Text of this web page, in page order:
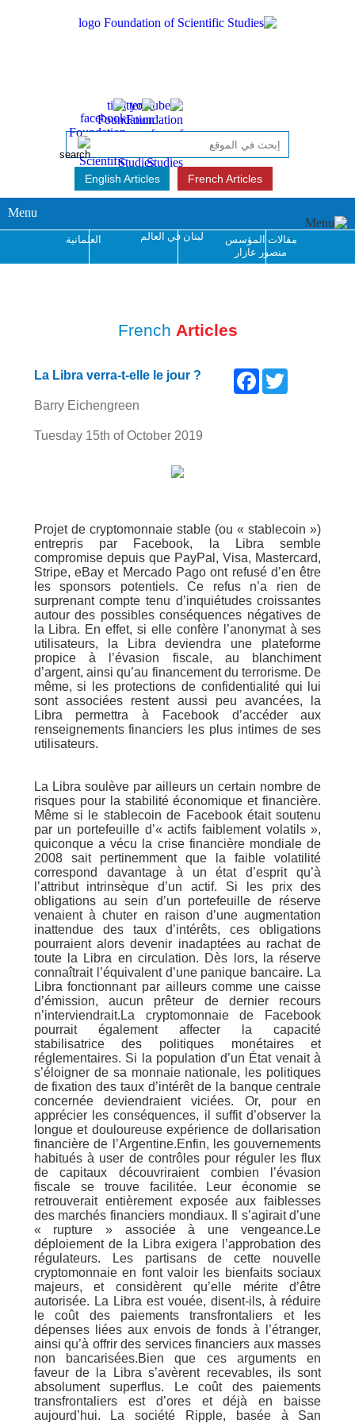
English Articles French Articles
Menu
مقالات المؤسس
منصور عازار
لبنان في العالم العلمانية
French Articles
Facebook
La Libra verra-t-elle le jour ?
Barry Eichengreen
Tuesday 15th of October 2019
Projet de cryptomonnaie stable (ou « stablecoin »)
entrepris par Facebook, la Libra semble
compromise depuis que PayPal, Visa, Mastercard,
Stripe, eBay et Mercado Pago ont refusé d’en être
les sponsors potentiels. Ce refus n’a rien de
surprenant compte tenu d’inquiétudes croissantes
autour des possibles conséquences négatives de
la Libra. En effet, si elle confère l’anonymat à ses
utilisateurs, la Libra deviendra une plateforme
propice à l’évasion fiscale, au blanchiment
d’argent, ainsi qu’au financement du terrorisme. De
même, si les protections de confidentialité qui lui
sont associées restent aussi peu avancées, la
Libra permettra à Facebook d’accéder aux
renseignements financiers les plus intimes de ses
utilisateurs.
La Libra soulève par ailleurs un certain nombre de
risques pour la stabilité économique et financière.
Même si le stablecoin de Facebook était soutenu
par un portefeuille d’« actifs faiblement volatils »,
quiconque a vécu la crise financière mondiale de
2008 sait pertinemment que la faible volatilité
correspond davantage à un état d’esprit qu’à
l’attribut intrinsèque d’un actif. Si les prix des
obligations au sein d’un portefeuille de réserve
venaient à chuter en raison d’une augmentation
inattendue des taux d’intérêts, ces obligations
pourraient alors devenir inadaptées au rachat de
toute la Libra en circulation. Dès lors, la réserve
connaîtrait l’équivalent d’une panique bancaire. La
Libra fonctionnant par ailleurs comme une caisse
d’émission, aucun prêteur de dernier recours
n’interviendrait.La cryptomonnaie de Facebook
pourrait également affecter la capacité
stabilisatrice des politiques monétaires et
réglementaires. Si la population d’un État venait à
s’éloigner de sa monnaie nationale, les politiques
de fixation des taux d’intérêt de la banque centrale
concernée deviendraient viciées. Or, pour en
apprécier les conséquences, il suffit d’observer la
longue et douloureuse expérience de dollarisation
financière de l’Argentine.Enfin, les gouvernements
habitués à user de contrôles pour réguler les flux
de capitaux découvriraient combien l’évasion
fiscale se trouve facilitée. Leur économie se
retrouverait entièrement exposée aux faiblesses
des marchés financiers mondiaux. Il s’agirait d’une
« rupture » associée à une vengeance.Le
déploiement de la Libra exigera l’approbation des
régulateurs. Les partisans de cette nouvelle
cryptomonnaie en font valoir les bienfaits sociaux
majeurs, et considèrent qu’elle mérite d’être
autorisée. La Libra est vouée, disent-ils, à réduire
le coût des paiements transfrontaliers et les
dépenses liées aux envois de fonds à l’étranger,
ainsi qu’à offrir des services financiers aux masses
non bancarisées.Bien que ces arguments en
faveur de la Libra s’avèrent recevables, ils sont
absolument superflus. Le coût des paiements
transfrontaliers est d’ores et déjà en baisse
aujourd’hui. La société Ripple, basée à San